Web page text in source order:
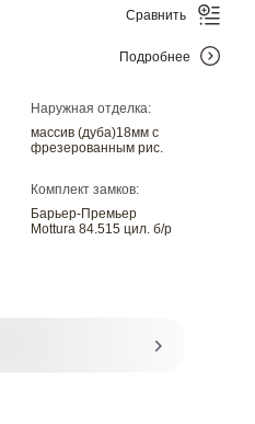
Наружная отделка:
массив (дуба)18мм с
фрезерованным рис.
Комплект замков:
Барьер-Премьер
Mottura 84.515 цил. б/р
Сравнить
Подробнее
2